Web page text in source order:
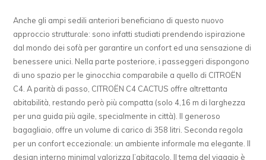
Anche gli ampi sedili anteriori beneficiano di questo nuovo
approccio strutturale: sono infatti studiati prendendo ispirazione
dal mondo dei sofà per garantire un confort ed una sensazione di
benessere unici. Nella parte posteriore, i passeggeri dispongono
di uno spazio per le ginocchia comparabile a quello di CITROËN
C4. A parità di passo, CITROËN C4 CACTUS offre altrettanta
abitabilità, restando però più compatta (solo 4,16 m di larghezza
per una guida più agile, specialmente in città). Il generoso
bagagliaio, offre un volume di carico di 358 litri. Seconda regola
per un confort eccezionale: un ambiente informale ma elegante. Il
design interno minimal valorizza l’abitacolo. Il tema del viaggio è